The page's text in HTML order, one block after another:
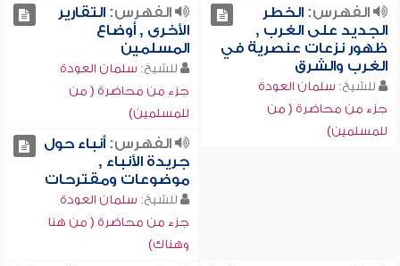
الفهرس:الخطر
الجديد على الغرب ,
ظهور نزعات عنصرية في
الغرب والشرق
للشيخ: سلمان العودة
جزء من محاضرة ( من
للمسلمين)
الفهرس:التقارير
الأخرى , أوضاع
المسلمين
للشيخ: سلمان العودة
جزء من محاضرة ( من
للمسلمين)
الفهرس:أنباء حول
جريدة الأنباء ,
موضوعات ومقترحات
للشيخ: سلمان العودة
جزء من محاضرة ( من هنا
وهناك)